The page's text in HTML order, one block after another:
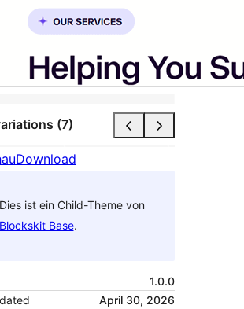
(7)
Download
Dies ist ein Child-Theme von
Blockskit Base.
1.0.0
April 30, 2026